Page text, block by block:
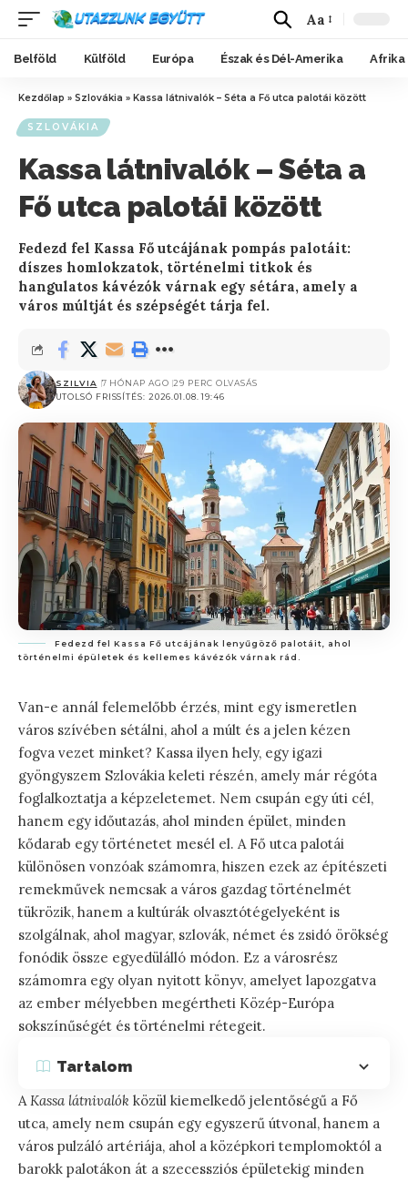
Aa
Belföld Külföld Európa Észak és Dél-Amerika Afrika
Kezdőlap » Szlovákia » Kassa látnivalók – Séta a Fő utca palotái között
SZLOVÁKIA
Kassa látnivalók – Séta a
Fő utca palotái között
Fedezd fel Kassa Fő utcájának pompás palotáit:
díszes homlokzatok, történelmi titkok és
hangulatos kávézók várnak egy sétára, amely a
város múltját és szépségét tárja fel.
UTOLSÓ FRISSÍTÉS: 2026.01.08. 19:46
SZILVIA 7 HÓNAP AGO 29 PERC OLVASÁS
Fedezd fel Kassa Fő utcájának lenyűgöző palotáit, ahol
történelmi épületek és kellemes kávézók várnak rád.
Van-e annál felemelőbb érzés, mint egy ismeretlen
város szívében sétálni, ahol a múlt és a jelen kézen
fogva vezet minket? Kassa ilyen hely, egy igazi
gyöngyszem Szlovákia keleti részén, amely már régóta
foglalkoztatja a képzeletemet. Nem csupán egy úti cél,
hanem egy időutazás, ahol minden épület, minden
kődarab egy történetet mesél el. A Fő utca palotái
különösen vonzóak számomra, hiszen ezek az építészeti
remekművek nemcsak a város gazdag történelmét
tükrözik, hanem a kultúrák olvasztótégelyeként is
szolgálnak, ahol magyar, szlovák, német és zsidó örökség
fonódik össze egyedülálló módon. Ez a városrész
számomra egy olyan nyitott könyv, amelyet lapozgatva
az ember mélyebben megértheti Közép-Európa
sokszínűségét és történelmi rétegeit.
Tartalom
AKassa látnivalók közül kiemelkedő jelentőségű a Fő
utca, amely nem csupán egy egyszerű útvonal, hanem a
város pulzáló artériája, ahol a középkori templomoktól a
barokk palotákon át a szecessziós épületekig minden